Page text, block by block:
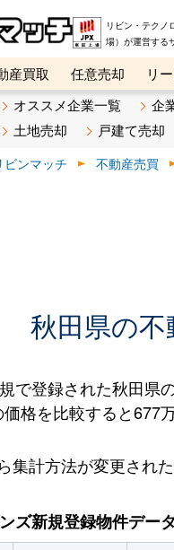
リビン・テクノ
場）が運営す
産買取 任意売却 リ
スト不動産カンパニー
オススメ企業一覧 企
土地売却 戸建て売却
ンマッチ 不動産売買
秋田県の不
で登録された秋田県
格を比較すると677
集計方法が変更され
ズ新規登録物件デー